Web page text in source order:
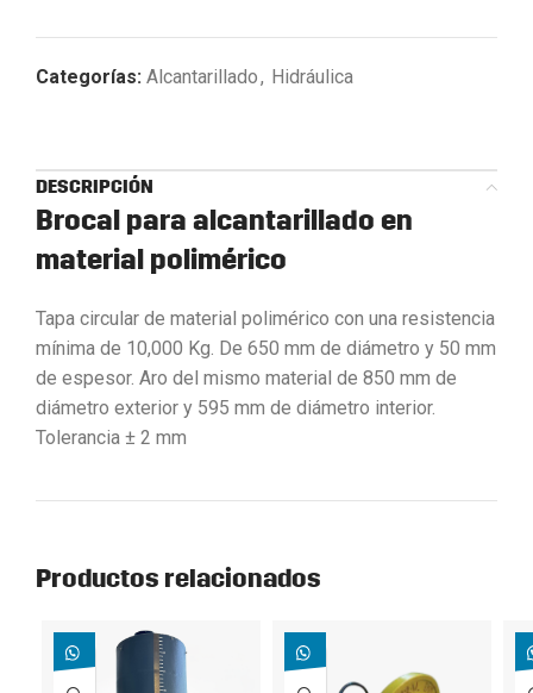
Categorías: Alcantarillado, Hidráulica
DESCRIPCIÓN
Brocal para alcantarillado en
material polimérico
Tapa circular de material polimérico con una resistencia
mínima de 10,000 Kg. De 650 mm de diámetro y 50 mm
de espesor. Aro del mismo material de 850 mm de
diámetro exterior y 595 mm de diámetro interior.
Tolerancia ± 2 mm
Productos relacionados